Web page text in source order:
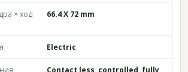
× ход
66.4 X 72 mm
Electric
Contact less, controlled, fully